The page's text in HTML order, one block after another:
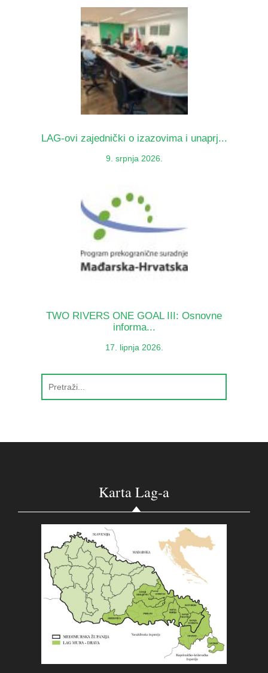
LAG-ovi zajednički o izazovima i unaprj...
9. srpnja 2026.
TWO RIVERS ONE GOAL III: Osnovne
informa...
17. lipnja 2026.
Karta Lag-a